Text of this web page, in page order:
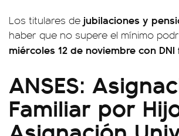
Los titulares de jubilaciones y
haber que no supere el mínimo
miércoles 12 de noviembre con
ANSES:
Familiar por